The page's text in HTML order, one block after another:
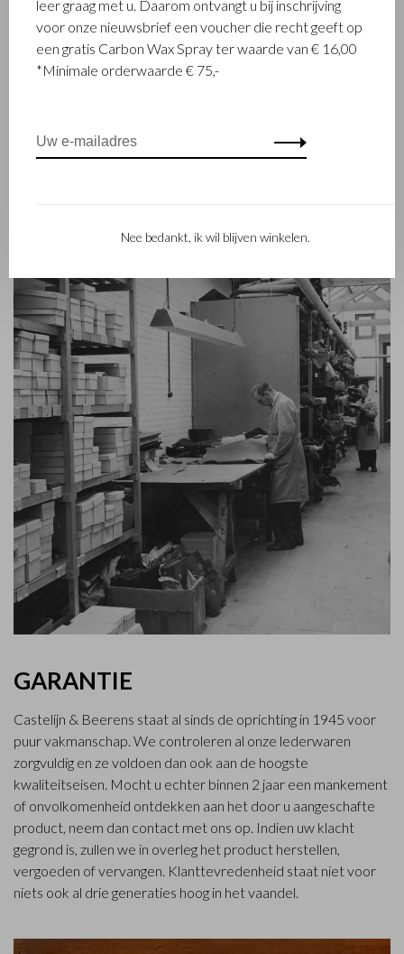
gerenommeerd familiebedrijf dat al sinds 1945 luxe
lederwaren ontwerpt en vervaardigt. Het bedrijf werd
opgericht toen stikmeester Walter Castelijn en leerstanser
Marinus Beerens besloten samen leerproducten te maken.
internationale bekendheid. De familietraditie van kwaliteit en
GARANTIE
Castelijn & Beerens staat al sinds de oprichting in 1945 voor
puur vakmanschap. We controleren al onze lederwaren
zorgvuldig en ze voldoen dan ook aan de hoogste
kwaliteitseisen. Mocht u echter binnen 2 jaar een mankement
of onvolkomenheid ontdekken aan het door u aangeschafte
product, neem dan contact met ons op. Indien uw klacht
gegrond is, zullen we in overleg het product herstellen,
vergoeden of vervangen. Klanttevredenheid staat niet voor
niets ook al drie generaties hoog in het vaandel.
leer graag met u. Daarom ontvangt u bij inschrijving
voor onze nieuwsbrief een voucher die recht geeft op
een gratis Carbon Wax Spray ter waarde van € 16,00
*Minimale orderwaarde € 75,-
Nee bedankt, ik wil blijven winkelen.